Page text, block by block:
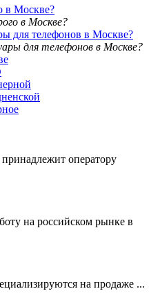
в Москве?
для телефонов в Москве?
оператору
на российском рынке в
на продаже ...